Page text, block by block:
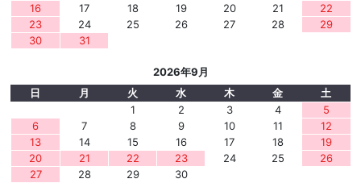
16
17 18 19 20 21
22
23
24 25 26 27 28
29
30
31
2026年9月
日
月 火 水 木 金
土
1
2 3 4
5
6
7 8 9 10 11
12
13
14 15 16 17 18
19
20
21 22 23 24 25
26
27
28 29 30